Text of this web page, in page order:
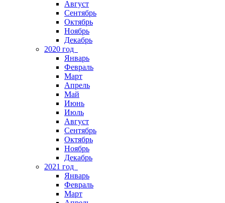
Август
Сентябрь
Октябрь
Ноябрь
Декабрь
2020 год
Январь
Февраль
Март
Апрель
Май
Июнь
Июль
Август
Сентябрь
Октябрь
Ноябрь
Декабрь
2021 год
Январь
Февраль
Март